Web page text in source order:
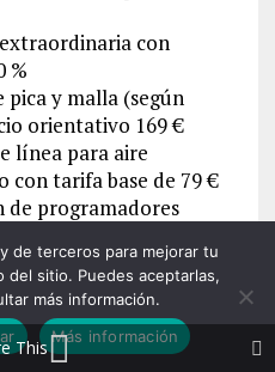
con
%
y malla (según
orientativo 169 €
línea para aire
con tarifa base de 79 €
de programadores
termografíaopinza
con explicación por 74
This
de terceros para mejorar tu
del sitio. Puedes aceptarlas,
más información.
Más información